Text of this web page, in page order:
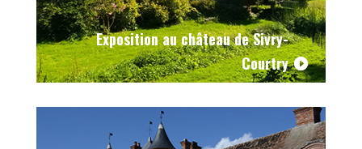
Exposition au château de Sivry-
Courtry